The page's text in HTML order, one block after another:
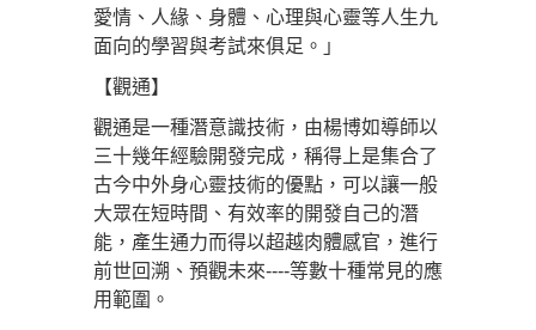
愛情、人緣、身體、心理與心靈等人生九
面向的學習與考試來俱足。」
【觀通】
觀通是一種潛意識技術，由楊博如導師以
三十幾年經驗開發完成，稱得上是集合了
古今中外身心靈技術的優點，可以讓一般
大眾在短時間、有效率的開發自己的潛
能，產生通力而得以超越肉體感官，進行
前世回溯、預觀未來----等數十種常見的應
用範圍。